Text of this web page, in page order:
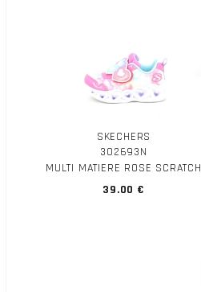
SKECHERS
302693N
MULTI MATIERE ROSE SCRATCH
39.00 €